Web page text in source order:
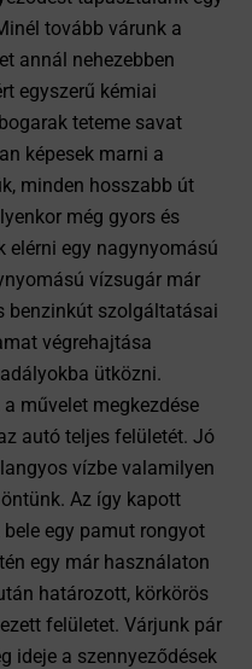
tovább várunk a
annál nehezebben
egyszerű kémiai
teteme savat
képesek marni a
minden hosszabb út
még gyors és
elérni egy nagynyomású
vízsugár már
benzinkút szolgáltatásai
végrehajtása
ütközni.
művelet megkezdése
autó teljes felületét. Jó
vízbe valamilyen
Az így kapott
egy pamut rongyot
egy már használaton
határozott, körkörös
felületet. Várjunk pár
ideje a szennyeződések